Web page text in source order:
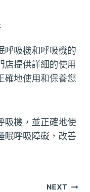
呼吸機和呼吸機的
店提供詳細的使用
確地使用和保養您
吸機，並正確地使
眠呼吸障礙，改善
NEXT